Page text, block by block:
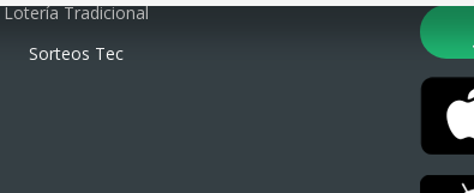
Lotería Tradicional
Sorteos Tec